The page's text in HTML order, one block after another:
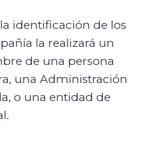
identificación de los
la realizará un
de una persona
una Administración
o una entidad de